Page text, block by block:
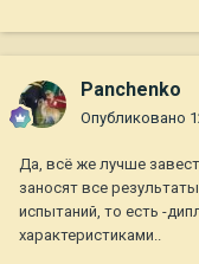
Panchenko
Опубликовано
Да, всё же лучше
заносят все
испытаний, то есть -
характеристиками..